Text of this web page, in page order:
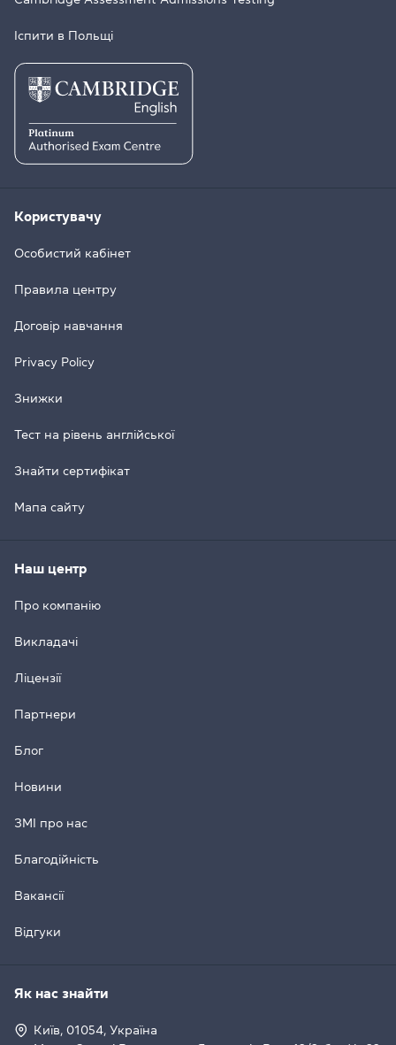
Іспити в Польщі
Користувачу
Особистий кабінет
Правила центру
Договір навчання
Privacy Policy
Знижки
Тест на рівень англійської
Знайти сертифікат
Мапа сайту
Наш центр
Про компанію
Викладачі
Ліцензії
Партнери
Блог
Новини
ЗМІ про нас
Благодійність
Вакансії
Відгуки
Як нас знайти
Київ, 01054, Україна